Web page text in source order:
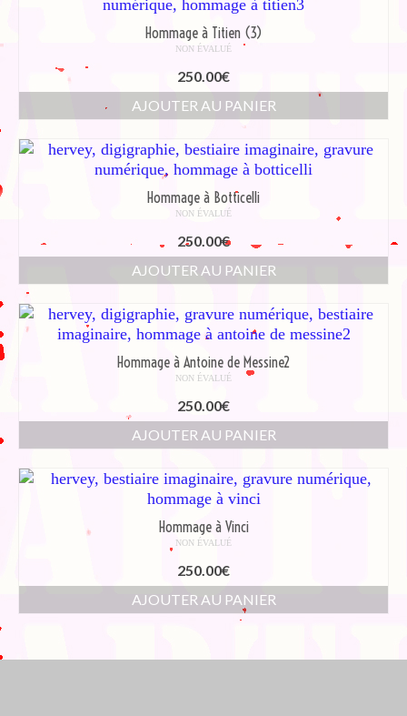
Hommage à Titien (3)
NON ÉVALUÉ
250.00€
AJOUTER AU PANIER
Hommage à Botticelli
NON ÉVALUÉ
250.00€
AJOUTER AU PANIER
Hommage à Antoine de Messine2
NON ÉVALUÉ
250.00€
AJOUTER AU PANIER
Hommage à Vinci
NON ÉVALUÉ
250.00€
AJOUTER AU PANIER